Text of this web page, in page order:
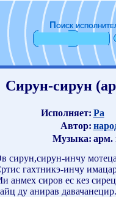
Поиск
Сирун-сирун
Исполняет: Ра
Автор:
Музыка: арм.
сирун,сирун-инчу
гахтникэ-инчу
анмех сиров ес кез
ду анирав давачанецир.